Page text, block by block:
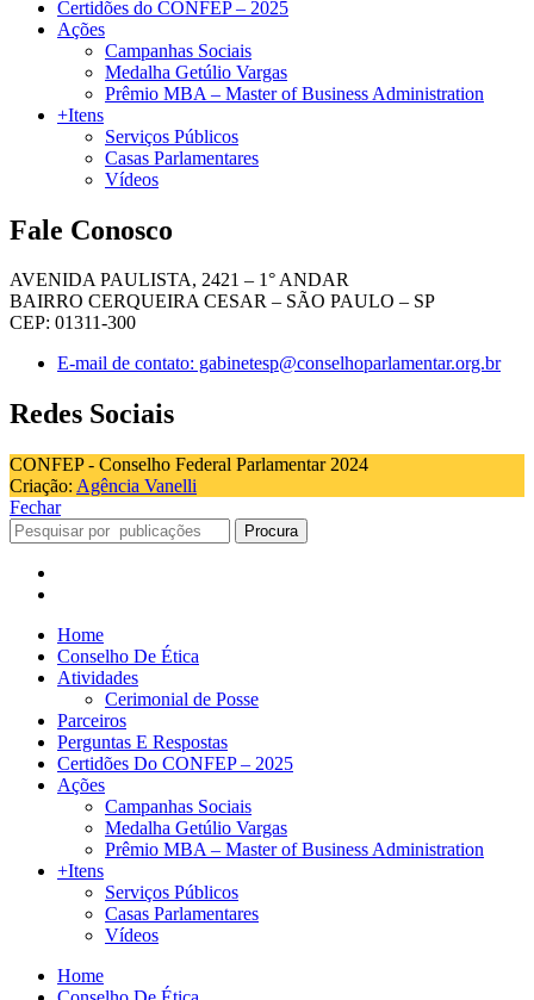
Certidões do CONFEP – 2025
Ações
Campanhas Sociais
Medalha Getúlio Vargas
Prêmio MBA – Master of Business Administration
+Itens
Serviços Públicos
Casas Parlamentares
Vídeos
Fale Conosco
AVENIDA PAULISTA, 2421 – 1° ANDAR
BAIRRO CERQUEIRA CESAR – SÃO PAULO – SP
CEP: 01311-300
E-mail de contato: gabinetesp@conselhoparlamentar.org.br
Redes Sociais
CONFEP - Conselho Federal Parlamentar 2024
Criação: Agência Vanelli
Fechar
Procura
Home
Conselho De Ética
Atividades
Cerimonial de Posse
Parceiros
Perguntas E Respostas
Certidões Do CONFEP – 2025
Ações
Campanhas Sociais
Medalha Getúlio Vargas
Prêmio MBA – Master of Business Administration
+Itens
Serviços Públicos
Casas Parlamentares
Vídeos
Home